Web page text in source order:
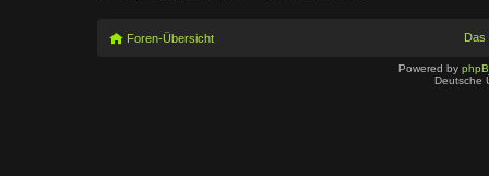
Foren-Übersicht Das
Powered by
Deutsche